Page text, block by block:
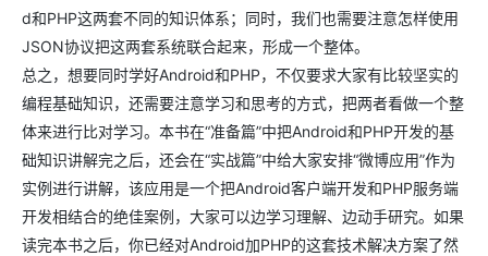
d和PHP这两套不同的知识体系；同时，我们也需要注意怎样使用
JSON协议把这两套系统联合起来，形成一个整体。
总之，想要同时学好Android和PHP，不仅要求大家有比较坚实的
编程基础知识，还需要注意学习和思考的方式，把两者看做一个整
体来进行比对学习。本书在“准备篇”中把Android和PHP开发的基
础知识讲解完之后，还会在“实战篇”中给大家安排“微博应用”作为
实例进行讲解，该应用是一个把Android客户端开发和PHP服务端
开发相结合的绝佳案例，大家可以边学习理解、边动手研究。如果
读完本书之后，你已经对Android加PHP的这套技术解决方案了然